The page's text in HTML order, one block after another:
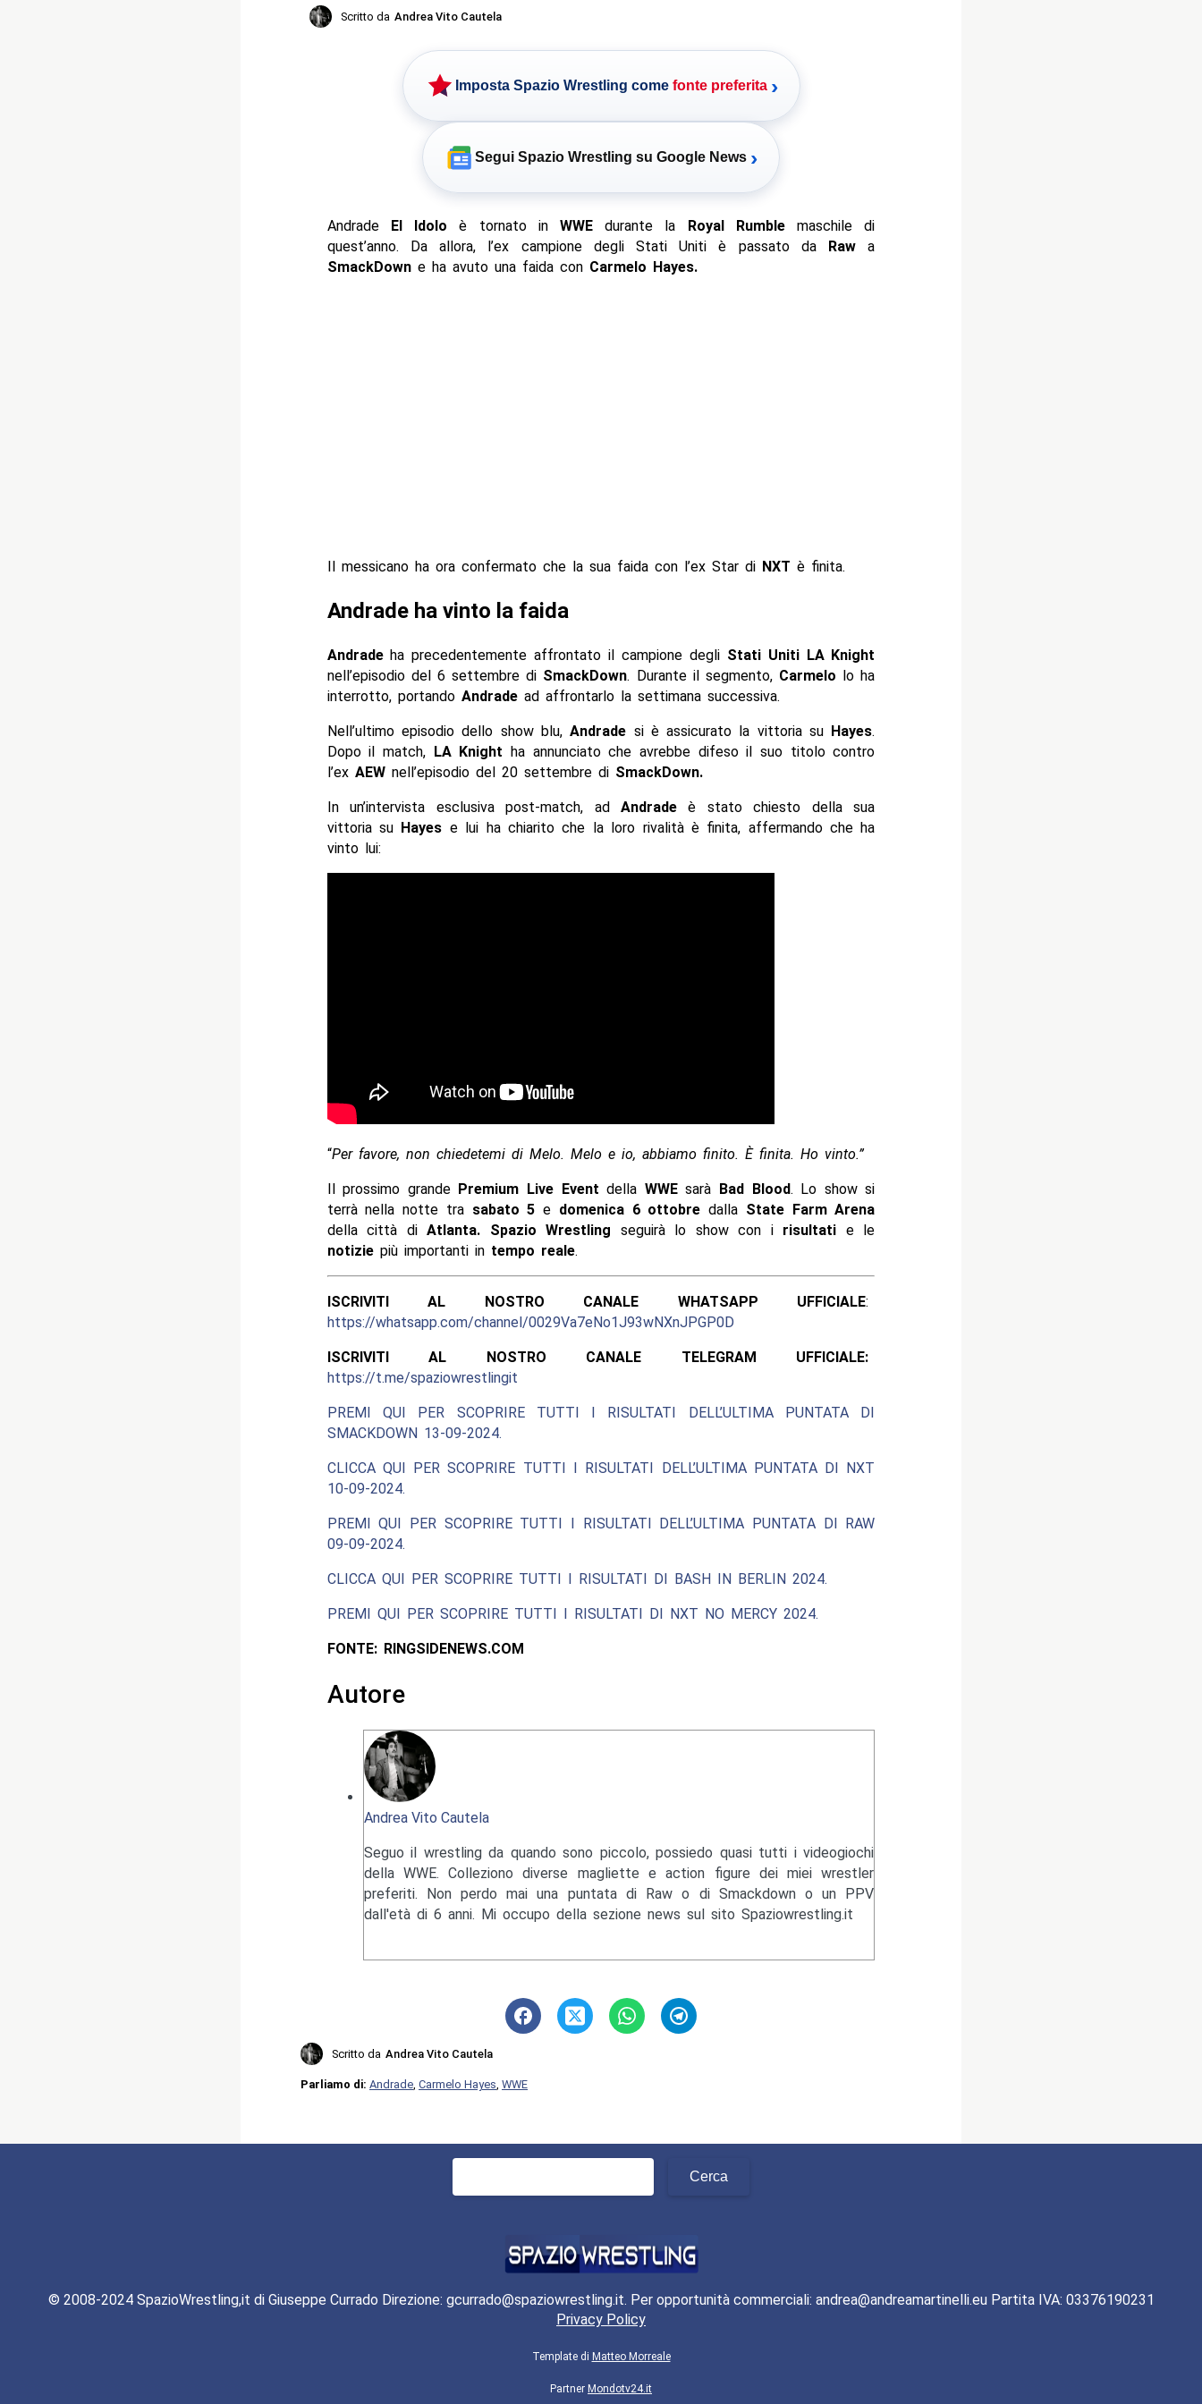
Scritto da Andrea Vito Cautela
Imposta Spazio Wrestling come fonte preferita ›
Segui Spazio Wrestling su Google News ›
AndradeEl Idolo è tornato in WWE durante la Royal Rumblemaschile di
quest’anno. Da allora, l’ex campione degli Stati Uniti è passato da Raw a
SmackDowne ha avuto una faida con Carmelo Hayes.
Il messicano ha ora confermato che la sua faida con l’ex Star di NXT è finita.
Andrade ha vinto la faida
Andradeha precedentemente affrontato il campione degli Stati Uniti LA Knight
nell’episodio del 6 settembre di SmackDown. Durante il segmento, Carmelo lo ha
interrotto, portando Andradead affrontarlo la settimana successiva.
Nell’ultimo episodio dello show blu,Andrade si è assicurato la vittoria su Hayes.
Dopo il match, LA Knight ha annunciato che avrebbe difeso il suo titolo contro
l’ex AEWnell’episodio del 20 settembre di SmackDown.
In un’intervista esclusiva post-match, ad Andrade è stato chiesto della sua
vittoria su Hayes e lui ha chiarito che la loro rivalità è finita, affermando che ha
vinto lui:
“Per favore, non chiedetemi di Melo. Melo e io, abbiamo finito. È finita. Ho vinto.”
Il prossimo grande Premium Live Event della WWEsarà Bad Blood. Lo show si
terrà nella notte tra sabato 5e domenica 6 ottobre dalla State Farm Arena
della città diAtlanta. Spazio Wrestling seguirà lo show con i risultati e le
notiziepiù importanti in tempo reale.
ISCRIVITI AL NOSTRO CANALE WHATSAPP UFFICIALE:
https://whatsapp.com/channel/0029Va7eNo1J93wNXnJPGP0D
ISCRIVITI AL NOSTRO CANALE TELEGRAM UFFICIALE:
https://t.me/spaziowrestlingit
PREMI QUI PER SCOPRIRE TUTTI I RISULTATI DELL’ULTIMA PUNTATA DI
SMACKDOWN 13-09-2024.
CLICCA QUI PER SCOPRIRE TUTTI I RISULTATI DELL’ULTIMA PUNTATA DI NXT
10-09-2024.
PREMI QUI PER SCOPRIRE TUTTI I RISULTATI DELL’ULTIMA PUNTATA DI RAW
09-09-2024.
CLICCA QUI PER SCOPRIRE TUTTI I RISULTATI DI BASH IN BERLIN 2024.
PREMI QUI PER SCOPRIRE TUTTI I RISULTATI DI NXT NO MERCY 2024.
FONTE: RINGSIDENEWS.COM
Autore
Andrea Vito Cautela
Seguo il wrestling da quando sono piccolo, possiedo quasi tutti i videogiochi
della WWE. Colleziono diverse magliette e action figure dei miei wrestler
preferiti. Non perdo mai una puntata di Raw o di Smackdown o un PPV
dall'età di 6 anni. Mi occupo della sezione news sul sito Spaziowrestling.it
Scritto da Andrea Vito Cautela
Parliamo di: Andrade Carmelo Hayes WWE
Ricerca
© 2008-2024 SpazioWrestling,it di Giuseppe Currado Direzione: gcurrado@spaziowrestling.it. Per opportunità commerciali: andrea@andreamartinelli.eu Partita IVA: 03376190231
Privacy Policy
Template di Matteo Morreale
Partner Mondotv24.it